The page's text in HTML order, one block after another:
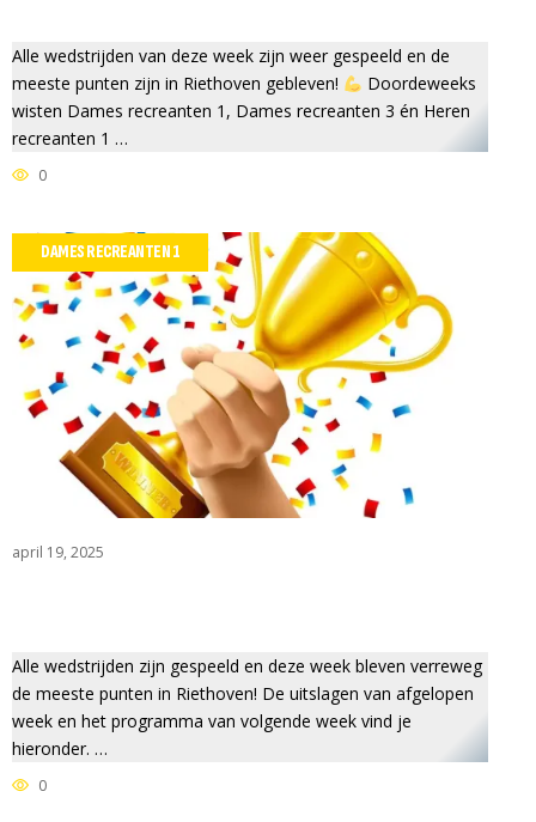
Alle wedstrijden van deze week zijn weer gespeeld en de
meeste punten zijn in Riethoven gebleven!
Doordeweeks
wisten Dames recreanten 1, Dames recreanten 3 én Heren
recreanten 1 …
0
DAMES RECREANTEN 1
april 19, 2025
Alle wedstrijden zijn gespeeld en deze week bleven verreweg
de meeste punten in Riethoven! De uitslagen van afgelopen
week en het programma van volgende week vind je
hieronder. …
0